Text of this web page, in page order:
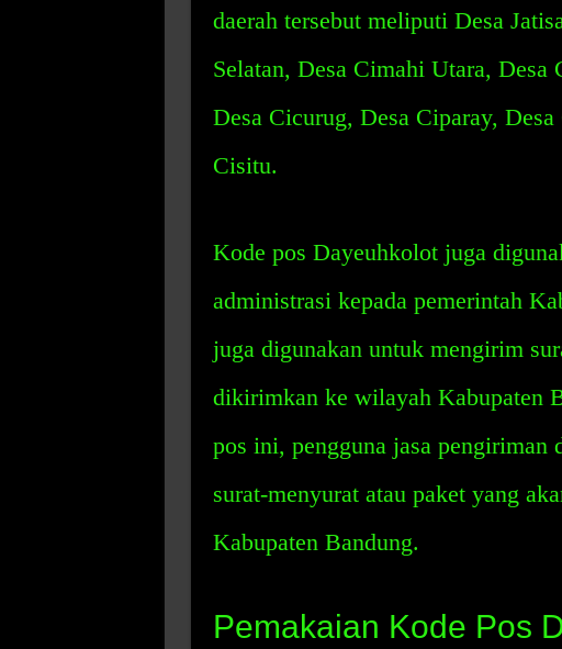
daerah tersebut meliputi Desa
Selatan, Desa Cimahi Utara, Desa
Desa Cicurug, Desa Ciparay,
Cisitu.
Kode pos Dayeuhkolot juga
administrasi kepada pemerintah
juga digunakan untuk mengirim
dikirimkan ke wilayah Kabupaten
pos ini, pengguna jasa pengiriman
surat-menyurat atau paket yang
Kabupaten Bandung.
Pemakaian Kode Pos